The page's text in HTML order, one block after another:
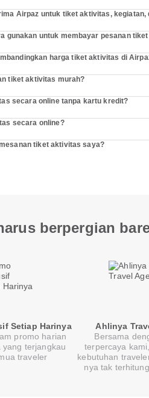
Airpaz untuk tiket aktivitas, kegiatan,
gunakan untuk membayar pesanan
harga tiket aktivitas di
tiket aktivitas murah?
secara online tanpa kartu kredit?
secara online?
tiket aktivitas saya?
berpergian
Setiap Harinya
promo harian
terjangkau
traveler
Ahlinya
Bersama
terpercaya
kebutuhan
nya tak